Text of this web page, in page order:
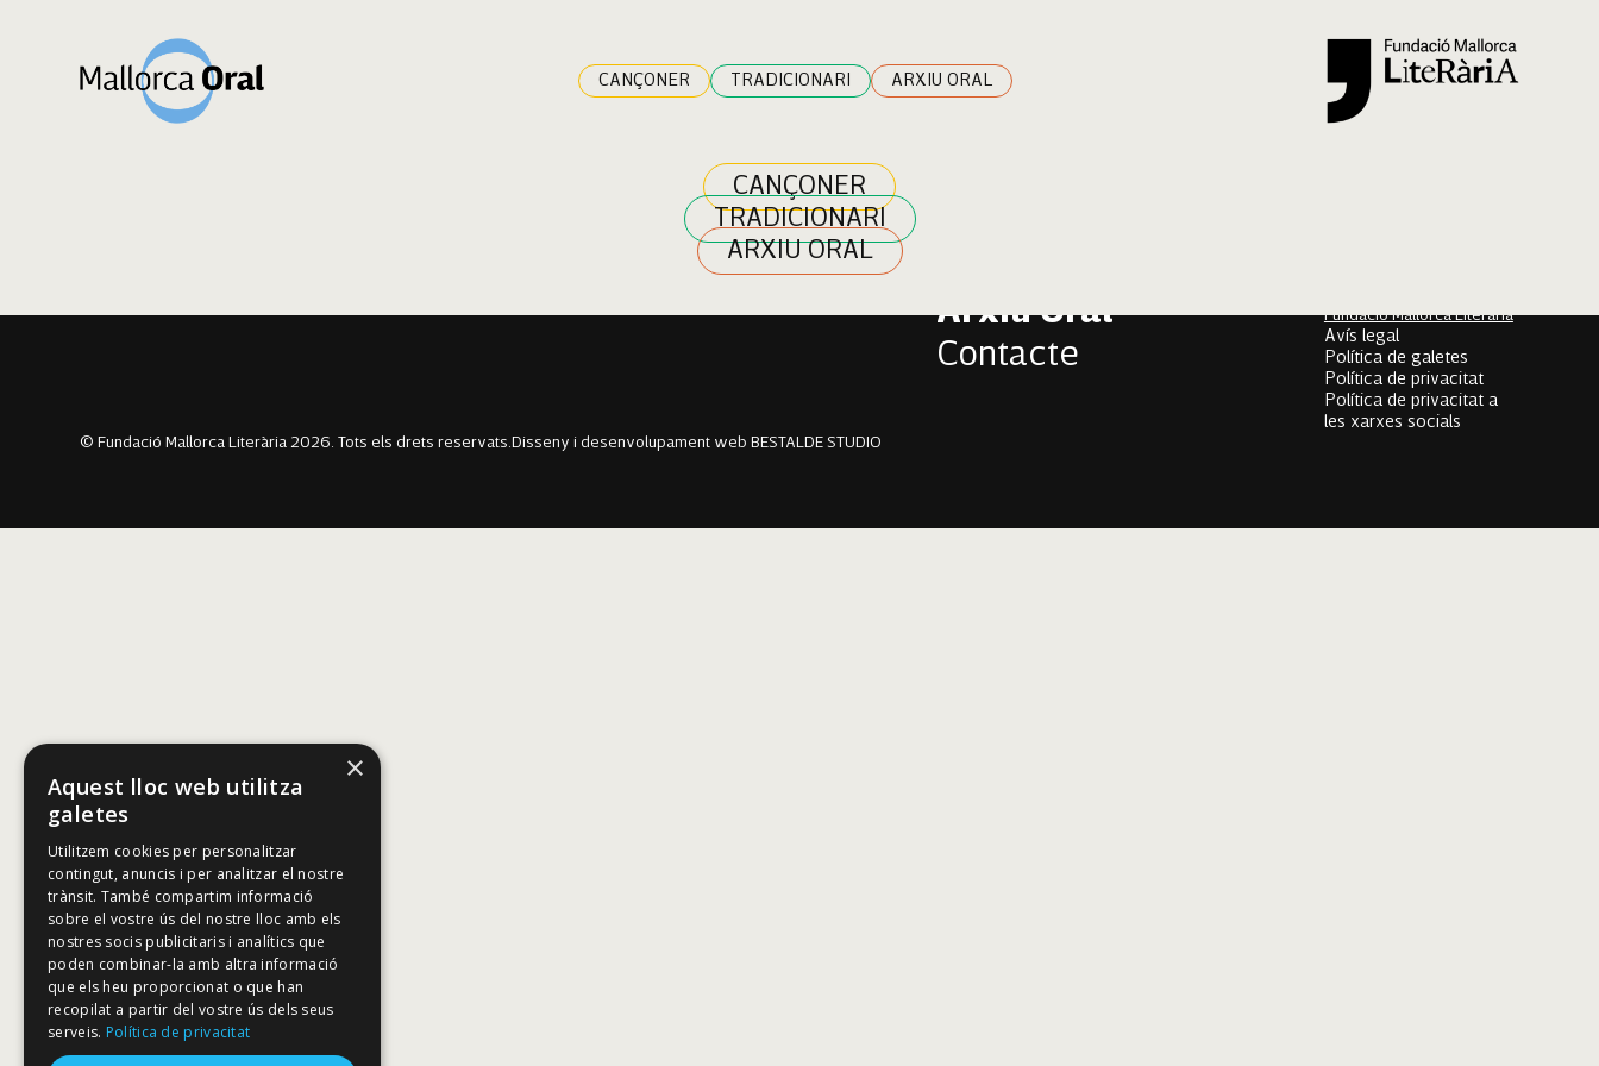
CANÇONER TRADICIONARI ARXIU ORAL
CANÇONER
TRADICIONARI
ARXIU ORAL
Roger Lliteras Febrer
Pau Melis Servera
Jaume Santandreu Mesquida
Arxiu Oral
Contacte
Fundació Mallorca Literària
Avís legal
Política de galetes
Política de privacitat
Política de privacitat a
les xarxes socials
© Fundació Mallorca Literària 2026. Tots els drets reservats. Disseny i desenvolupament web BESTALDE STUDIO
×
Aquest lloc web utilitza
galetes
Utilitzem cookies per personalitzar
contingut, anuncis i per analitzar el nostre
trànsit. També compartim informació
sobre el vostre ús del nostre lloc amb els
nostres socis publicitaris i analítics que
poden combinar-la amb altra informació
que els heu proporcionat o que han
recopilat a partir del vostre ús dels seus
serveis. Política de privacitat